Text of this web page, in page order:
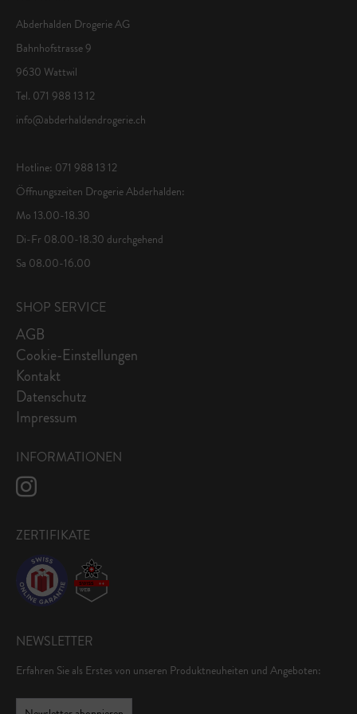
Abderhalden Drogerie AG
Bahnhofstrasse 9
9630 Wattwil
Tel. 071 988 13 12
info@abderhaldendrogerie.ch
Hotline: 071 988 13 12
Öffnungszeiten Drogerie Abderhalden:
Mo 13.00-18.30
Di-Fr 08.00-18.30 durchgehend
Sa 08.00-16.00
SHOP SERVICE
AGB
Cookie-Einstellungen
Kontakt
Datenschutz
Impressum
INFORMATIONEN
ZERTIFIKATE
NEWSLETTER
Erfahren Sie als Erstes von unseren Produktneuheiten und Angeboten: